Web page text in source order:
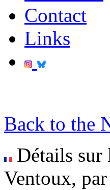
Contact
Links
Back to the
Détails sur
Ventoux,